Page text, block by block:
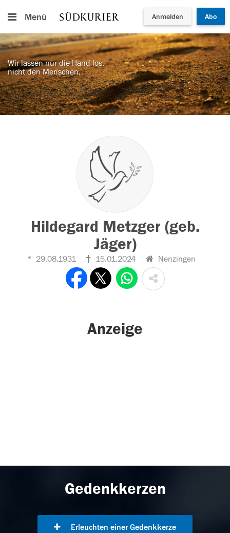
Menü Anmelden Abo
Wir lassen nur die Hand los,
nicht den Menschen.
Hildegard Metzger (geb.
Jäger)
29.08.1931 15.01.2024 Nenzingen
Anzeige
Gedenkkerzen
Erleuchten einer Gedenkkerze